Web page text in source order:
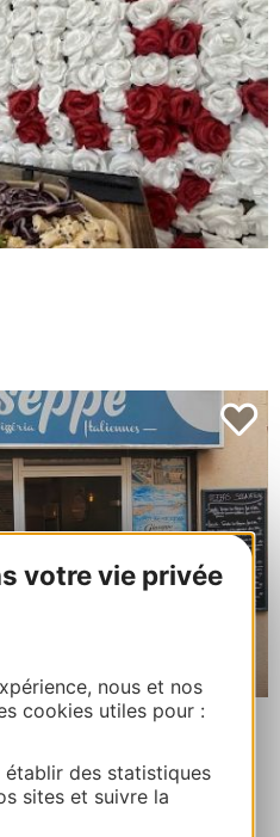
votre vie privée
nous et nos
cookies utiles pour :
établir des statistiques
sites et suivre la